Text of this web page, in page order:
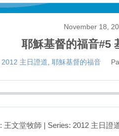
November 18,
耶穌基督的福音#5
2012 主日證道 耶穌基督的福音
王文堂牧師 | Series: 2012 主日證